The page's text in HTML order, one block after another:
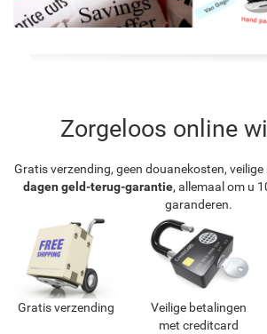
Zorgeloos online
Gratis verzending, geen douanekosten, veilige
dagen geld-terug-garantie, allemaal om u
garanderen.
Gratis verzending
Veilige betalingen
met creditcard